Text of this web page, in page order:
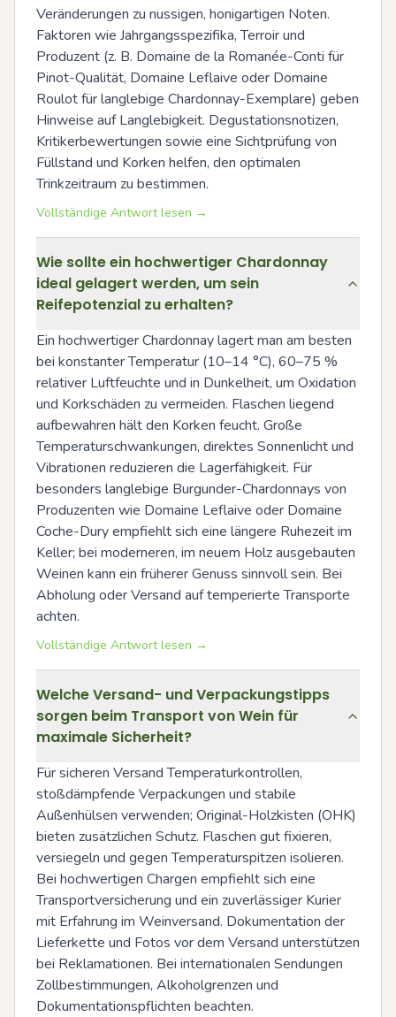
Veränderungen zu nussigen, honigartigen Noten.
Faktoren wie Jahrgangsspezifika, Terroir und
Produzent (z. B. Domaine de la Romanée-Conti für
Pinot-Qualität, Domaine Leflaive oder Domaine
Roulot für langlebige Chardonnay-Exemplare) geben
Hinweise auf Langlebigkeit. Degustationsnotizen,
Kritikerbewertungen sowie eine Sichtprüfung von
Füllstand und Korken helfen, den optimalen
Trinkzeitraum zu bestimmen.
Vollständige Antwort lesen →
Wie sollte ein hochwertiger Chardonnay
ideal gelagert werden, um sein
Reifepotenzial zu erhalten?
Ein hochwertiger Chardonnay lagert man am besten
bei konstanter Temperatur (10–14 °C), 60–75 %
relativer Luftfeuchte und in Dunkelheit, um Oxidation
und Korkschäden zu vermeiden. Flaschen liegend
aufbewahren hält den Korken feucht. Große
Temperaturschwankungen, direktes Sonnenlicht und
Vibrationen reduzieren die Lagerfähigkeit. Für
besonders langlebige Burgunder-Chardonnays von
Produzenten wie Domaine Leflaive oder Domaine
Coche-Dury empfiehlt sich eine längere Ruhezeit im
Keller; bei moderneren, im neuem Holz ausgebauten
Weinen kann ein früherer Genuss sinnvoll sein. Bei
Abholung oder Versand auf temperierte Transporte
achten.
Vollständige Antwort lesen →
Welche Versand- und Verpackungstipps
sorgen beim Transport von Wein für
maximale Sicherheit?
Für sicheren Versand Temperaturkontrollen,
stoßdämpfende Verpackungen und stabile
Außenhülsen verwenden; Original-Holzkisten (OHK)
bieten zusätzlichen Schutz. Flaschen gut fixieren,
versiegeln und gegen Temperaturspitzen isolieren.
Bei hochwertigen Chargen empfiehlt sich eine
Transportversicherung und ein zuverlässiger Kurier
mit Erfahrung im Weinversand. Dokumentation der
Lieferkette und Fotos vor dem Versand unterstützen
bei Reklamationen. Bei internationalen Sendungen
Zollbestimmungen, Alkoholgrenzen und
Dokumentationspflichten beachten.